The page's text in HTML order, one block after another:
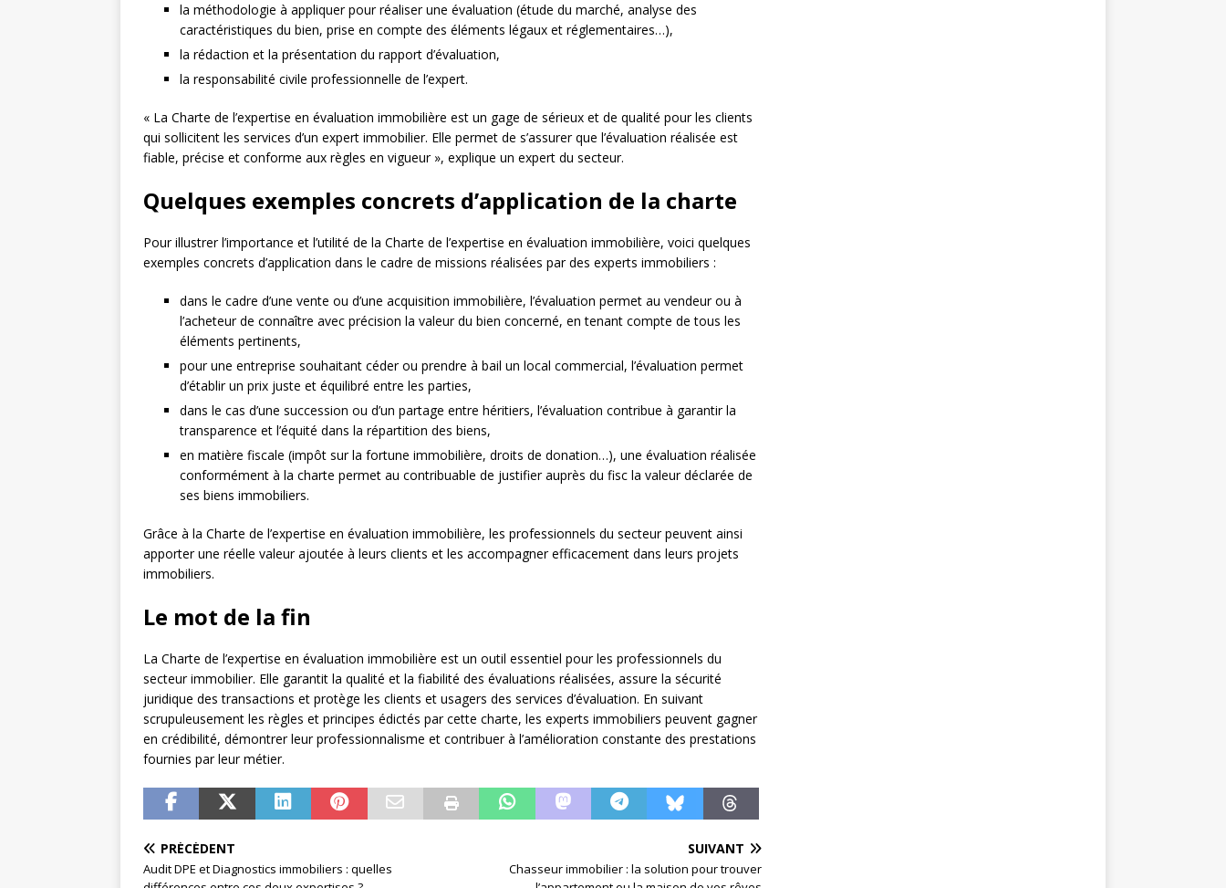
la méthodologie à appliquer pour réaliser une évaluation (étude du marché, analyse des
caractéristiques du bien, prise en compte des éléments légaux et réglementaires…),
la rédaction et la présentation du rapport d’évaluation,
la responsabilité civile professionnelle de l’expert.
« La Charte de l’expertise en évaluation immobilière est un gage de sérieux et de qualité pour les clients
qui sollicitent les services d’un expert immobilier. Elle permet de s’assurer que l’évaluation réalisée est
fiable, précise et conforme aux règles en vigueur », explique un expert du secteur.
Quelques exemples concrets d’application de la charte
Pour illustrer l’importance et l’utilité de la Charte de l’expertise en évaluation immobilière, voici quelques
exemples concrets d’application dans le cadre de missions réalisées par des experts immobiliers :
dans le cadre d’une vente ou d’une acquisition immobilière, l’évaluation permet au vendeur ou à
l’acheteur de connaître avec précision la valeur du bien concerné, en tenant compte de tous les
éléments pertinents,
pour une entreprise souhaitant céder ou prendre à bail un local commercial, l’évaluation permet
d’établir un prix juste et équilibré entre les parties,
dans le cas d’une succession ou d’un partage entre héritiers, l’évaluation contribue à garantir la
transparence et l’équité dans la répartition des biens,
en matière fiscale (impôt sur la fortune immobilière, droits de donation…), une évaluation réalisée
conformément à la charte permet au contribuable de justifier auprès du fisc la valeur déclarée de
ses biens immobiliers.
Grâce à la Charte de l’expertise en évaluation immobilière, les professionnels du secteur peuvent ainsi
apporter une réelle valeur ajoutée à leurs clients et les accompagner efficacement dans leurs projets
immobiliers.
Le mot de la fin
La Charte de l’expertise en évaluation immobilière est un outil essentiel pour les professionnels du
secteur immobilier. Elle garantit la qualité et la fiabilité des évaluations réalisées, assure la sécurité
juridique des transactions et protège les clients et usagers des services d’évaluation. En suivant
scrupuleusement les règles et principes édictés par cette charte, les experts immobiliers peuvent gagner
en crédibilité, démontrer leur professionnalisme et contribuer à l’amélioration constante des prestations
fournies par leur métier.
PRÉCÉDENT
Audit DPE et Diagnostics immobiliers : quelles
SUIVANT
Chasseur immobilier : la solution pour trouver